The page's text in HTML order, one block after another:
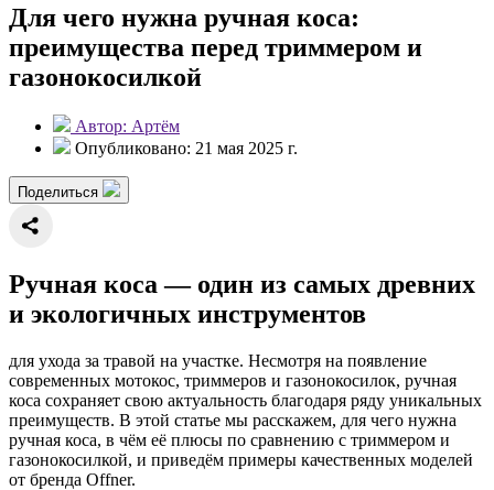
Для чего нужна ручная коса:
преимущества перед триммером и
газонокосилкой
Автор: Артём
Опубликовано: 21 мая 2025 г.
Поделиться
Ручная коса — один из самых древних
и экологичных инструментов
для ухода за травой на участке. Несмотря на появление
современных мотокос, триммеров и газонокосилок, ручная
коса сохраняет свою актуальность благодаря ряду уникальных
преимуществ. В этой статье мы расскажем, для чего нужна
ручная коса, в чём её плюсы по сравнению с триммером и
газонокосилкой, и приведём примеры качественных моделей
от бренда Offner.